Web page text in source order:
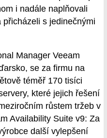
i nadále naplňovali
s jedinečnými
Manager Veeam
se za firmu na
téměř 170 tisíci
které jejich řešení
růstem tržeb v
Availability Suite v9: Za
další vylepšení